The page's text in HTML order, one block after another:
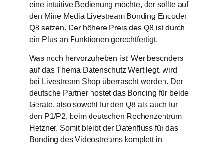
eine intuitive Bedienung möchte, der sollte auf
den Mine Media Livestream Bonding Encoder
Q8 setzen. Der höhere Preis des Q8 ist durch
ein Plus an Funktionen gerechtfertigt.
Was noch hervorzuheben ist: Wer besonders
auf das Thema Datenschutz Wert legt, wird
bei Livestream Shop überrascht werden. Der
deutsche Partner hostet das Bonding für beide
Geräte, also sowohl für den Q8 als auch für
den P1/P2, beim deutschen Rechenzentrum
Hetzner. Somit bleibt der Datenfluss für das
Bonding des Videostreams komplett in